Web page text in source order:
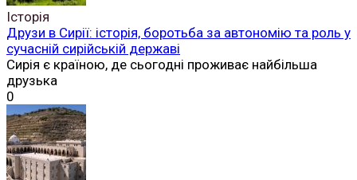
Історія
Друзи в Сирії: історія, боротьба за автономію та роль у
сучасній сирійській державі
Сирія є країною, де сьогодні проживає найбільша
друзька
0